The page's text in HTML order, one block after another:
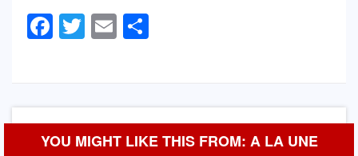
Facebook
Twitter
Email
YOU MIGHT LIKE THIS FROM: A LA UNE